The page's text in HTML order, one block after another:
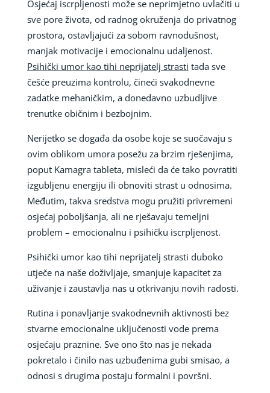
Osjećaj iscrpljenosti može se neprimjetno uvlačiti u
sve pore života, od radnog okruženja do privatnog
prostora, ostavljajući za sobom ravnodušnost,
manjak motivacije i emocionalnu udaljenost.
Psihički umor kao tihi neprijatelj strasti tada sve
češće preuzima kontrolu, čineći svakodnevne
zadatke mehaničkim, a donedavno uzbudljive
trenutke običnim i bezbojnim.
Nerijetko se događa da osobe koje se suočavaju s
ovim oblikom umora posežu za brzim rješenjima,
poput Kamagra tableta, misleći da će tako povratiti
izgubljenu energiju ili obnoviti strast u odnosima.
Međutim, takva sredstva mogu pružiti privremeni
osjećaj poboljšanja, ali ne rješavaju temeljni
problem – emocionalnu i psihičku iscrpljenost.
Psihički umor kao tihi neprijatelj strasti duboko
utječe na naše doživljaje, smanjuje kapacitet za
uživanje i zaustavlja nas u otkrivanju novih radosti.
Rutina i ponavljanje svakodnevnih aktivnosti bez
stvarne emocionalne uključenosti vode prema
osjećaju praznine. Sve ono što nas je nekada
pokretalo i činilo nas uzbuđenima gubi smisao, a
odnosi s drugima postaju formalni i površni.